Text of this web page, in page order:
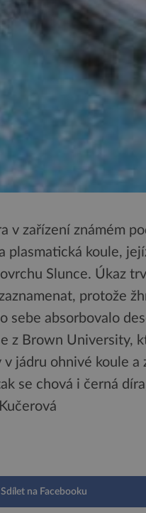
v zařízení známém
plasmatická koule,
Slunce. Úkaz
protože
sebe absorbovalo
z Brown University,
v jádru ohnivé koule
se chová i černá
Sdílet na Facebooku